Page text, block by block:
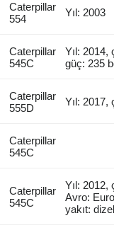
Caterpillar
554
Yıl: 2003
Caterpillar
545C
Yıl: 2014,
güç: 235
Caterpillar
555D
Yıl: 2017,
Caterpillar
545C
Caterpillar
545C
Yıl: 2012,
Avro:
yakıt: dizel